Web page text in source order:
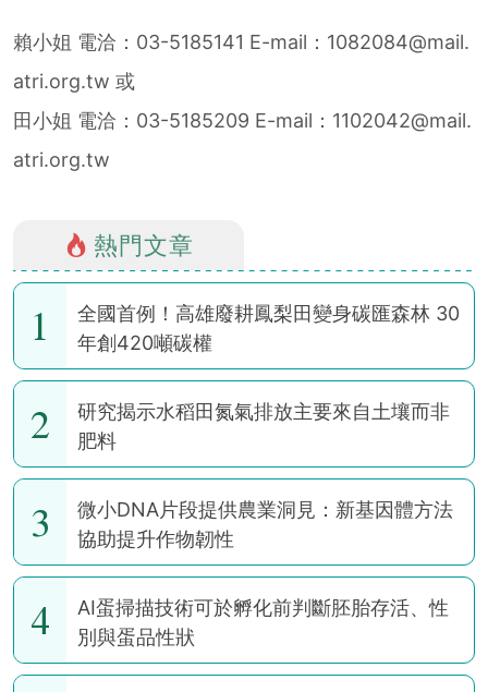
賴小姐 電洽：03-5185141 E-mail：1082084@mail.
atri.org.tw 或
田小姐 電洽：03-5185209 E-mail：1102042@mail.
atri.org.tw
熱門文章
1
全國首例！高雄廢耕鳳梨田變身碳匯森林 30
年創420噸碳權
2
研究揭示水稻田氮氣排放主要來自土壤而非
肥料
3
微小DNA片段提供農業洞見：新基因體方法
協助提升作物韌性
4
AI蛋掃描技術可於孵化前判斷胚胎存活、性
別與蛋品性狀